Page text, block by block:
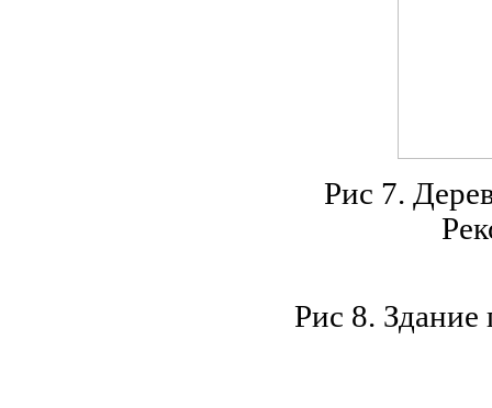
Рис 7.
Рис 8. Здание